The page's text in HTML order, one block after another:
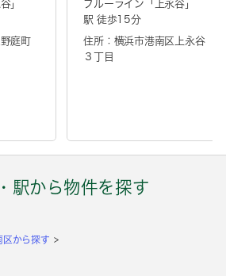
谷」
庭町
ブルーライン「 上永谷」
駅 徒歩15分
住所：横浜市港南区上永谷
３丁目
駅から物件を探す
区から探す